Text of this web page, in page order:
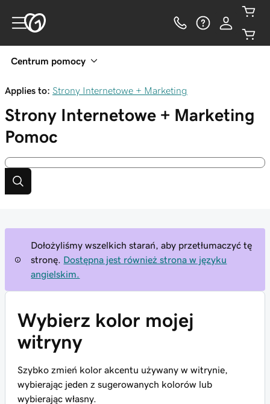
Centrum pomocy
Applies to: Strony Internetowe + Marketing
Strony Internetowe + Marketing
Pomoc
Dołożyliśmy wszelkich starań, aby przetłumaczyć tę
stronę.
Dostępna jest również strona w języku
angielskim.
Wybierz kolor mojej
witryny
Szybko zmień kolor akcentu używany w witrynie,
wybierając jeden z sugerowanych kolorów lub
wybierając własny.